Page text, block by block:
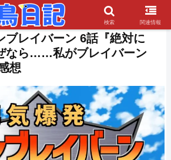
ブレイバーン 6話『絶対に
なら……私がブレイバーン
想
検索 関連情報